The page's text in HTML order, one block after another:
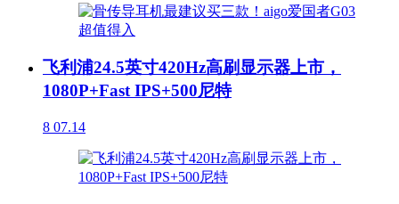
飞利浦24.5英寸420Hz高刷显示器上市，
1080P+Fast IPS+500尼特
8 07.14